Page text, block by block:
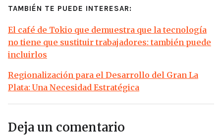
TAMBIÉN TE PUEDE INTERESAR:
El café de Tokio que demuestra que la tecnología
no tiene que sustituir trabajadores: también puede
incluirlos
Regionalización para el Desarrollo del Gran La
Plata: Una Necesidad Estratégica
Deja un comentario